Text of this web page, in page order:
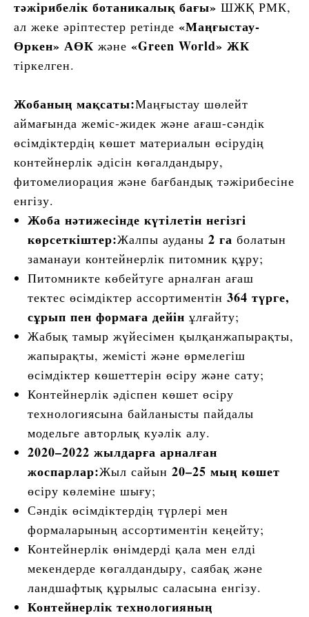
тәжірибелік ботаникалық бағы» ШЖҚ РМК,
ал жеке әріптестер ретінде «Маңғыстау-
Өркен» АӨК және «Green World» ЖК
тіркелген.
Жобаның мақсаты:Маңғыстау шөлейт
аймағында жеміс-жидек және ағаш-сәндік
өсімдіктердің көшет материалын өсірудің
контейнерлік әдісін көгалдандыру,
фитомелиорация және бағбандық тәжірибесіне
енгізу.
Жоба нәтижесінде күтілетін негізгі
көрсеткіштер:Жалпы ауданы 2 га болатын
заманауи контейнерлік питомник құру;
Питомникте көбейтуге арналған ағаш
тектес өсімдіктер ассортиментін 364 түрге,
сұрып пен формаға дейін ұлғайту;
Жабық тамыр жүйесімен қылқанжапырақты,
жапырақты, жемісті және өрмелегіш
өсімдіктер көшеттерін өсіру және сату;
Контейнерлік әдіспен көшет өсіру
технологиясына байланысты пайдалы
модельге авторлық куәлік алу.
2020–2022 жылдарға арналған
жоспарлар:Жыл сайын 20–25 мың көшет
өсіру көлеміне шығу;
Сәндік өсімдіктердің түрлері мен
формаларының ассортиментін кеңейту;
Контейнерлік өнімдерді қала мен елді
мекендерде көгалдандыру, саябақ және
ландшафтық құрылыс саласына енгізу.
Контейнерлік технологияның